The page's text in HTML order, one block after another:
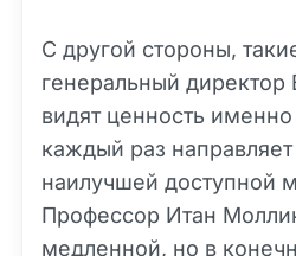
С другой стороны,
генеральный
видят ценность
каждый раз
наилучшей доступной
Профессор Итан
медленной, но в